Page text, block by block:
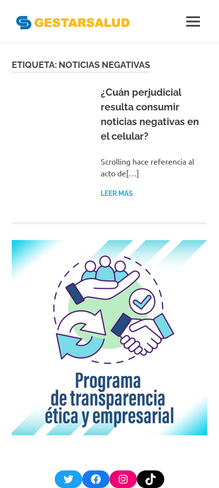
Gestoras
MENÚ
ETIQUETA: NOTICIAS NEGATIVAS
¿Cuán perjudicial
resulta consumir
noticias negativas en
el celular?
Scrolling hace referencia al
acto de[…]
LEER MÁS
TwitterFacebookInstagram
TikTok